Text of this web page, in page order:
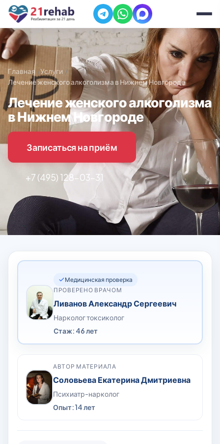
Главная Услуги
Лечение женского алкоголизма в Нижнем Новгороде
Лечение женского алкоголизма
в Нижнем Новгороде
Записаться на приём
+7 (495) 128-03-31
Медицинская проверка
ПРОВЕРЕНО ВРАЧОМ
Ливанов Александр Сергеевич
Нарколог токсиколог
Стаж: 46 лет
АВТОР МАТЕРИАЛА
Соловьева Екатерина Дмитриевна
Психиатр-нарколог
Опыт: 14 лет